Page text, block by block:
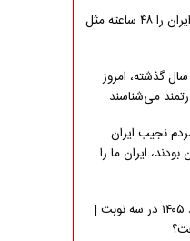
پزشکیان: نقشه کشیده بودند ایران را ۴۸ ساعته مثل
گذشته، امروز
می‌شناسند
نجیب ایران
ایران ما را
شارژ کالابرگ الکترونیکی مرداد ۱۴۰۵ در سه نوبت |